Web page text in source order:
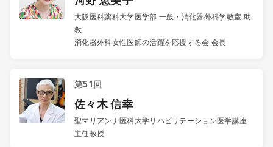
大阪医科薬科大学医学部 一般・消化器外科学教室 助
教
消化器外科女性医師の活躍を応援する会 会長
第51回
佐々木 信幸
聖マリアンナ医科大学リハビリテーション医学講座
主任教授